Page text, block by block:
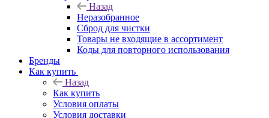
Назад
Неразобранное
Сброд для чистки
Товары не входящие в ассортимент
Коды для повторного использования
Бренды
Как купить
Назад
Как купить
Условия оплаты
Условия доставки